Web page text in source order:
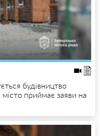
будівництво
приймає заяви на